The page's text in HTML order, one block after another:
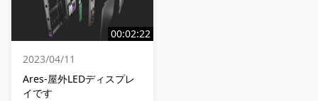
00:02:22
2023/04/11
Ares-屋外LEDディスプレ
イです